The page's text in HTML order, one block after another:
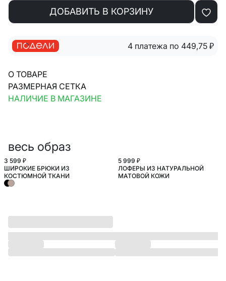
ДОБАВИТЬ В КОРЗИНУ
4 платежа по 449,75 ₽
О ТОВАРЕ
РАЗМЕРНАЯ СЕТКА
НАЛИЧИЕ В МАГАЗИНЕ
весь образ
3 599 ₽
ШИРОКИЕ БРЮКИ ИЗ
КОСТЮМНОЙ ТКАНИ
5 999 ₽
ЛОФЕРЫ ИЗ НАТУРАЛЬНОЙ
МАТОВОЙ КОЖИ